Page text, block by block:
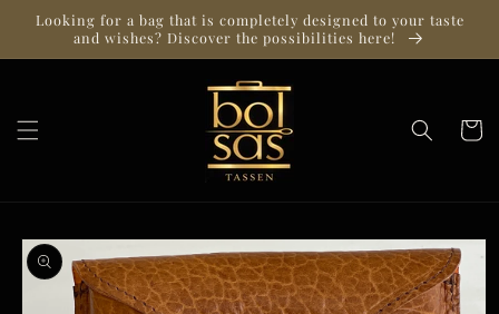
Skip to
content
Looking for a bag that is completely designed to your taste
and wishes? Discover the possibilities here!
Cart
Skip to
product
information